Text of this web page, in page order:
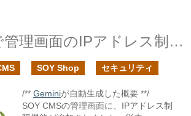
SOY CMSで管理画面のIPアドレス制限を追加しました
SOY Shop セキュリティ
/** Geminiが自動生成した概要 **/
SOY CMSの管理画面に、IPアドレス制